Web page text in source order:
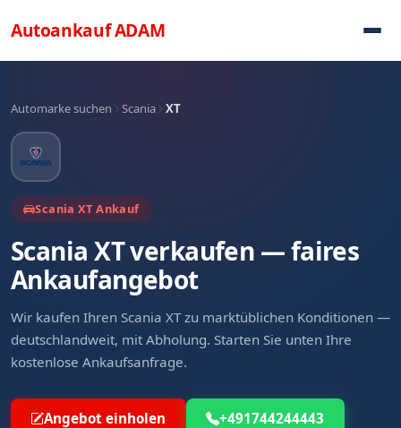
AutoankaufADAM
Automarke suchen Scania XT
Scania XT Ankauf
Scania XT verkaufen — faires
Ankaufangebot
Wir kaufen Ihren Scania XT zu marktüblichen Konditionen —
deutschlandweit, mit Abholung. Starten Sie unten Ihre
kostenlose Ankaufsanfrage.
Angebot einholen +491744244443